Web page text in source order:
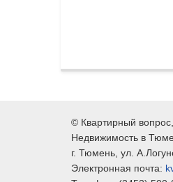
© Квартирный вопрос
Недвижимость в
г. Тюмень , ул.
Электронная почта: